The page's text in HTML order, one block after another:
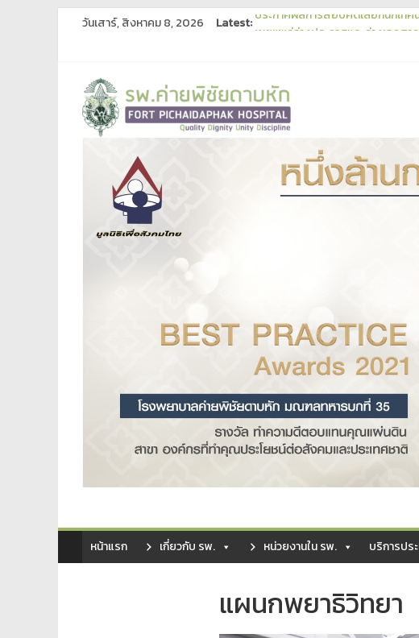
วันเสาร์, สิงหาคม 8, 2026 Latest:ประกาศผลการสอบคัดเลือกนักเท
เผยแพร่ร่างประกาศและร่างเอก
ประกาศประกวดราคาซื้อเครื่องนว
หน้าแรก เกี่ยวกับ รพ. หน่วยงานใน รพ. บริการปร
แผนกพยาธิวิทยา